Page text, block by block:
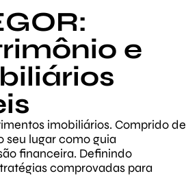
e
imobiliários. Comprido de
lugar como guia
financeira. Definindo
comprovadas para